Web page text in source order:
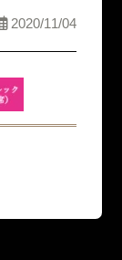
2020/11/04